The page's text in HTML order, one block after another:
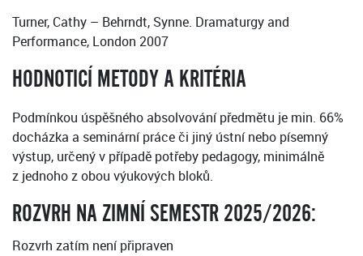
Turner, Cathy – Behrndt, Synne. Dramaturgy and
Performance, London 2007
HODNOTICÍ METODY A KRITÉRIA
Podmínkou úspěšného absolvování předmětu je min. 66%
docházka a seminární práce či jiný ústní nebo písemný
výstup, určený v případě potřeby pedagogy, minimálně
z jednoho z obou výukových bloků.
ROZVRH NA ZIMNÍ SEMESTR 2025/2026:
Rozvrh zatím není připraven